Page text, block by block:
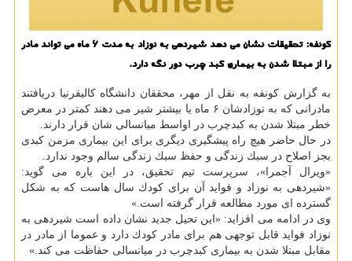
كونفه: تحقیقات نشان می دهد شیردهی به نوزاد به مدت ۶ ماه می تواند مادر
را از مبتلا شدن به بیماری كبد چرب دور نگه دارد.
به گزارش كونفه به نقل از مهر، محققان دانشگاه كالیفرنیا دریافتند
مادرانی كه به نوزادشان ۶ ماه یا بیشتر شیر می دهند كمتر در معرض
خطر مبتلا شدن به كبدچرب در اواسط میانسالی شان قرار دارند.
در حال حاضر هیچ راه پیشگیری دیگری برای این بیماری مزمن كبدی
بجز اصلاح در سبك زندگی و حفظ سبك زندگی سالم وجود ندارد.
«ویرال آجمرا»، سرپرست تیم تحقیق، در این باره می گوید:
«شیردهی به نوزاد و فواید آن برای كودك سال هاست كه به شكل
گسترده ای مورد مطالعه قرار گرفته است.»
وی در ادامه می افزاید: «این تحیل جدید نشان داده است شیردهی به
نوزاد فواید قابل توجهی هم برای مادر كودك دارد و عموما از مادر در
مقابل مبتلا شدن به بیماری كبدچرب در میانسالی حفاظت می كند.»